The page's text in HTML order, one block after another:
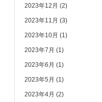
2023年12月 (2)
2023年11月 (3)
2023年10月 (1)
2023年7月 (1)
2023年6月 (1)
2023年5月 (1)
2023年4月 (2)